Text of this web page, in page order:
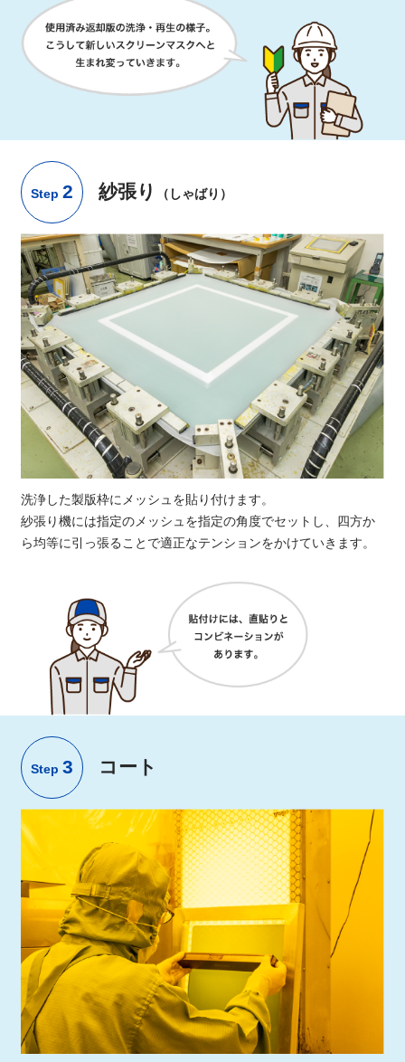
Step 2 紗張り （しゃばり）
洗浄した製版枠にメッシュを貼り付けます。
紗張り機には指定のメッシュを指定の角度でセットし、四方か
ら均等に引っ張ることで適正なテンションをかけていきます。
Step 3 コート